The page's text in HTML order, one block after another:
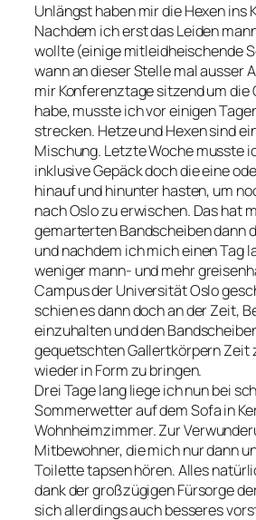
Unlängst haben mir die Hexen ins
Nachdem ich erst das Leiden
wollte (einige mitleidheischende
wann an dieser Stelle mal ausser
mir Konferenztage sitzend um die
habe, musste ich vor einigen
strecken. Hetze und Hexen sind
Mischung. Letzte Woche musste
inklusive Gepäck doch die eine
hinauf und hinunter hasten, um
nach Oslo zu erwischen. Das hat
gemarterten Bandscheiben dann
und nachdem ich mich einen Tag
weniger mann- und mehr
Campus der Universität Oslo
schien es dann doch an der Zeit,
einzuhalten und den
gequetschten Gallertkörpern Zeit
wieder in Form zu bringen.
Drei Tage lang liege ich nun bei
Sommerwetter auf dem Sofa in
Wohnheimzimmer. Zur
Mitbewohner, die mich nur dann
Toilette tapsen hören. Alles
dank der großzügigen Fürsorge
sich allerdings auch besseres